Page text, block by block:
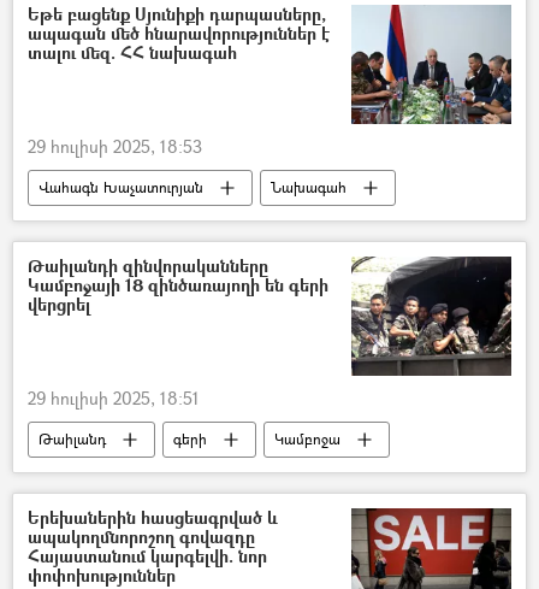
Եթե բացենք Սյունիքի դարպասները,
ապագան մեծ հնարավորություններ է
տալու մեզ. ՀՀ նախագահ
29 հուլիսի 2025, 18:53
Վահագն Խաչատուրյան
Նախագահ
Սյունիք
Թաիլանդի զինվորականները
Կամբոջայի 18 զինծառայողի են գերի
վերցրել
29 հուլիսի 2025, 18:51
Թաիլանդ գերի Կամբոջա
Երեխաներին հասցեագրված և
ապակողմնորոշող գովազդը
Հայաստանում կարգելվի. նոր
փոփոխություններ